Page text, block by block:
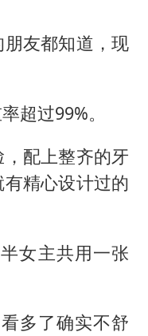
县发生4.9级地震
月能滑雪”不实
张本智和
友都知道，现
超过99%。
配上整齐的牙
精心设计过的
女主共用一张
多了确实不舒